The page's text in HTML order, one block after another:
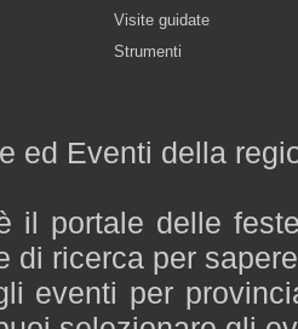
Visite guidate
Strumenti
ed Eventi della
il portale delle
di ricerca per
eventi per